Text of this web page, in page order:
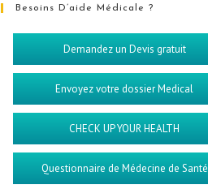
Besoins D’aide Médicale ?
Demandez un Devis gratuit
Envoyez votre dossier Medical
CHECK UP YOUR HEALTH
Questionnaire de Médecine de Santé